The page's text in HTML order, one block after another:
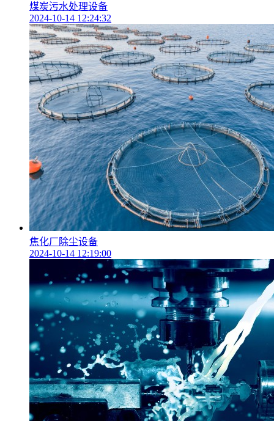
煤炭污水处理设备
2024-10-14 12:24:32
焦化厂除尘设备
2024-10-14 12:19:00